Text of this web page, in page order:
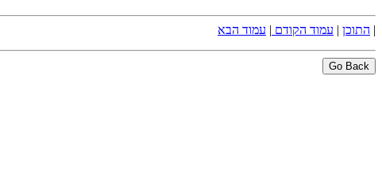
| התוכן | עמוד הקודם | עמוד הבא
Go Back